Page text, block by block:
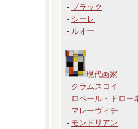
|- ブラック
|- シーレ
|- ルオー
現代画家
|- クラムスコイ
|- ロベール・ドロー
|- マレーヴィチ
|- モンドリアン